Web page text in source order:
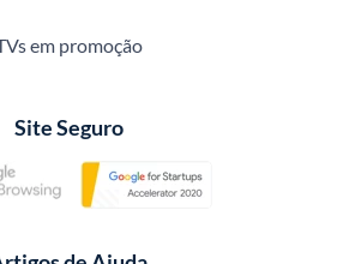
em promoção
Site Seguro